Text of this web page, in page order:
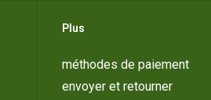
Plus
méthodes de paiement
envoyer et retourner